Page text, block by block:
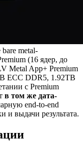
metal-
(16 ядер, до
Metal App+ Premium
ECC DDR5, 1.92TB
с Premium
в том же дата-
end-to-end
и выдачи результата.